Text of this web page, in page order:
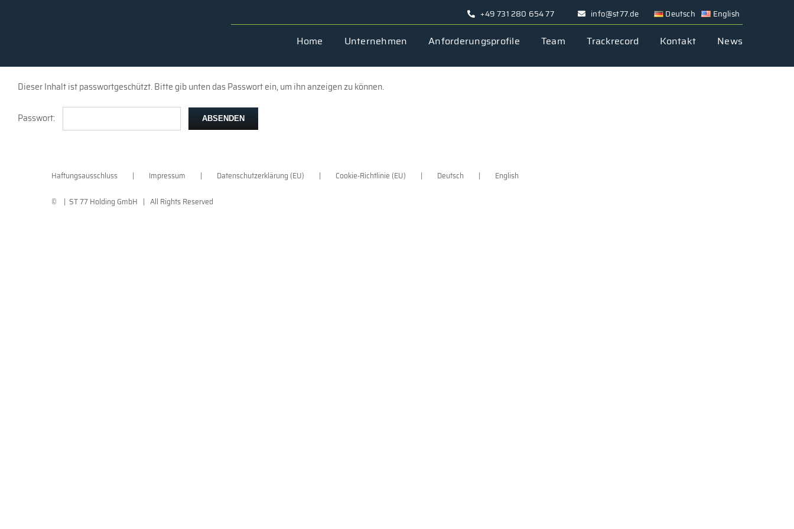
+49 731 280 654 77 info@st77.de Deutsch English
Home Unternehmen Anforderungsprofile Team Trackrecord Kontakt News
Dieser Inhalt ist passwortgeschützt. Bitte gib unten das Passwort ein, um ihn anzeigen zu können.
Passwort:
Haftungsausschluss Impressum Datenschutzerklärung (EU) Cookie-Richtlinie (EU) Deutsch English
© | ST 77 Holding GmbH | All Rights Reserved